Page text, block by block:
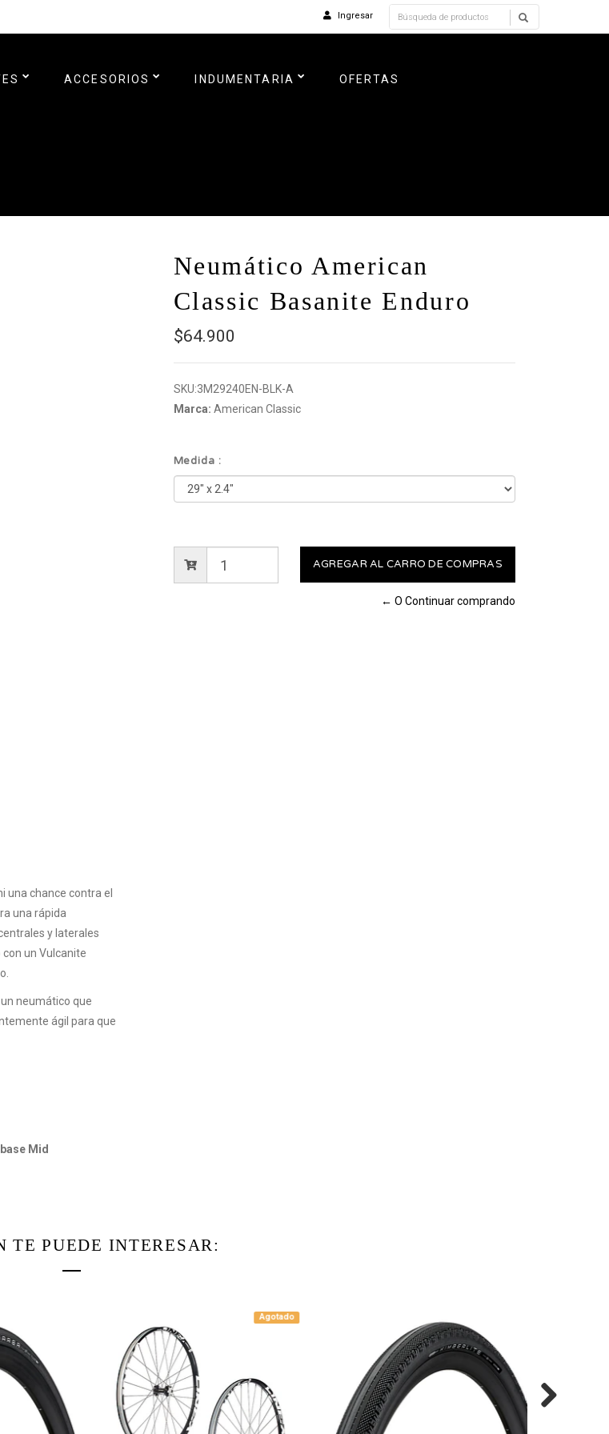
Ingresar
ACCESORIOS INDUMENTARIA OFERTAS
una chance contra el
una rápida
y laterales
un Vulcanite
neumático que
ágil para que
Mid
Neumático American
Classic Basanite Enduro
$64.900
SKU:3M29240EN-BLK-A
Marca: American Classic
Medida :
← O Continuar comprando
TE PUEDE INTERESAR: